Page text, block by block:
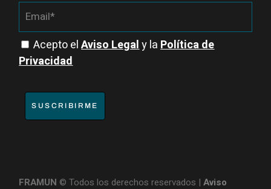
Acepto elAviso Legaly laPolítica de
Privacidad
SUSCRIBIRME
FRAMUN © Todos los derechos reservados |Aviso